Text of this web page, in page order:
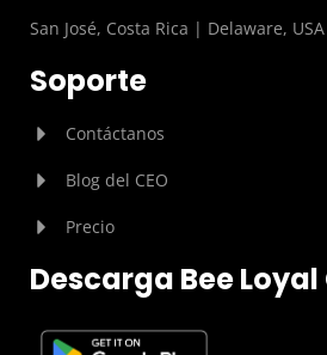
San José, Costa Rica | Delaware,
Soporte
Contáctanos
Blog del CEO
Precio
Descarga Bee